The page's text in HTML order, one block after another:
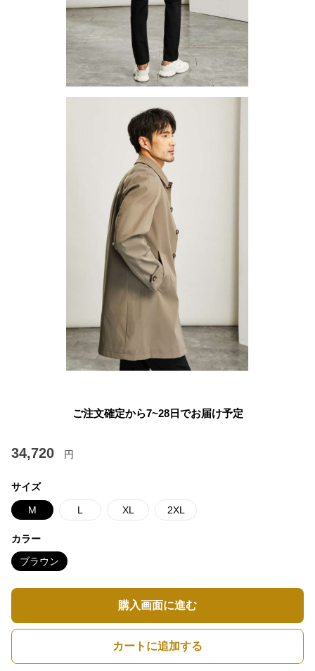
ご注文確定から7~28日でお届け予定
34,720 円
サイズ
M L XL 2XL
カラー
ブラウン
購入画面に進む
カートに追加する